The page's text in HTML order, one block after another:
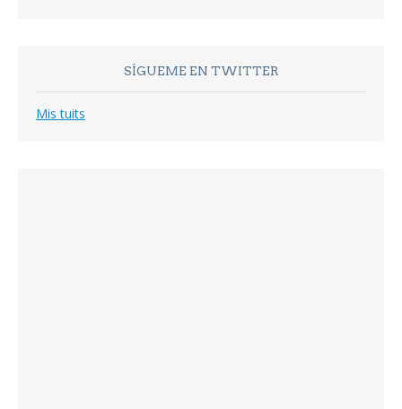
SÍGUEME EN TWITTER
Mis tuits